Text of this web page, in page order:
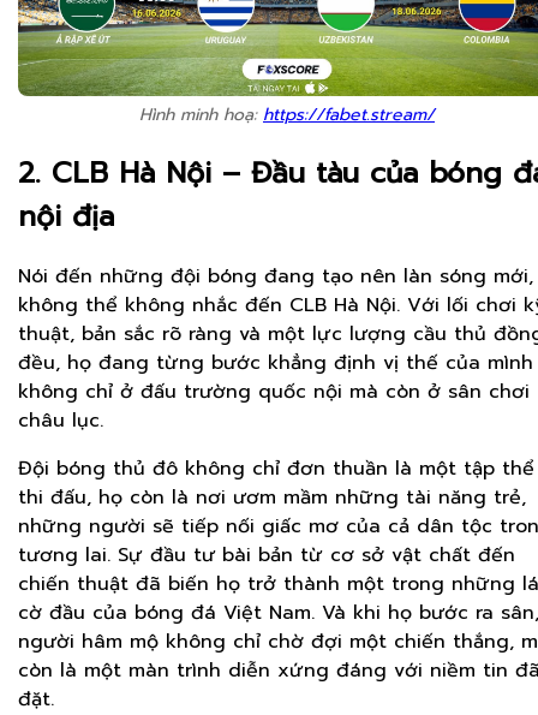
Hình minh hoạ: https://fabet.stream/
2. CLB Hà Nội – Đầu tàu của bóng
nội địa
Nói đến những đội bóng đang tạo nên làn sóng mới,
không thể không nhắc đến CLB Hà Nội. Với lối chơi
thuật, bản sắc rõ ràng và một lực lượng cầu thủ
đều, họ đang từng bước khẳng định vị thế của mình
không chỉ ở đấu trường quốc nội mà còn ở sân chơi
châu lục.
Đội bóng thủ đô không chỉ đơn thuần là một tập thể
thi đấu, họ còn là nơi ươm mầm những tài năng trẻ,
những người sẽ tiếp nối giấc mơ của cả dân tộc
tương lai. Sự đầu tư bài bản từ cơ sở vật chất đến
chiến thuật đã biến họ trở thành một trong những lá
cờ đầu của bóng đá Việt Nam. Và khi họ bước ra sân,
người hâm mộ không chỉ chờ đợi một chiến thắng,
còn là một màn trình diễn xứng đáng với niềm tin
đặt.